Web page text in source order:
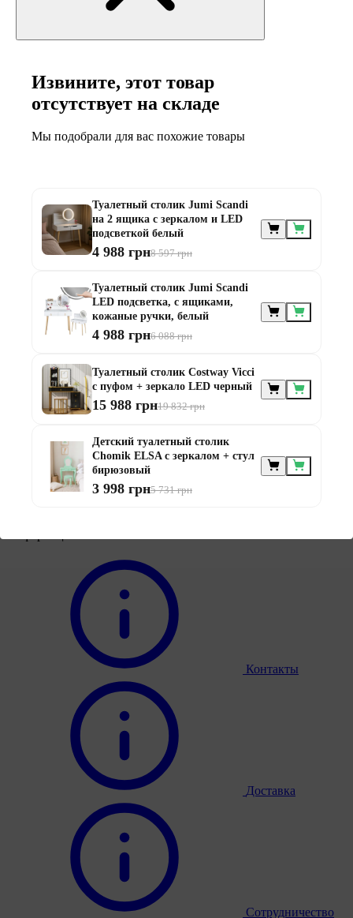
Письменные и компьютерные столы
назначению
Мебель для балконов
Мебель для беседки
Мебель для дачи
Мебель для террасы
Мебель из ротанга
Контакты
Доставка
Сотрудничество
Извините, этот товар
отсутствует на складе
Мы подобрали для вас похожие товары
Туалетный столик Jumi Scandi
на 2 ящика с зеркалом и LED
подсветкой белый
4 988 грн8 597 грн
Туалетный столик Jumi Scandi
LED подсветка, с ящиками,
кожаные ручки, белый
4 988 грн6 088 грн
Туалетный столик Costway Vicci
с пуфом + зеркало LED черный
15 988 грн19 832 грн
Детский туалетный столик
Chomik ELSA с зеркалом + стул
бирюзовый
3 998 грн5 731 грн